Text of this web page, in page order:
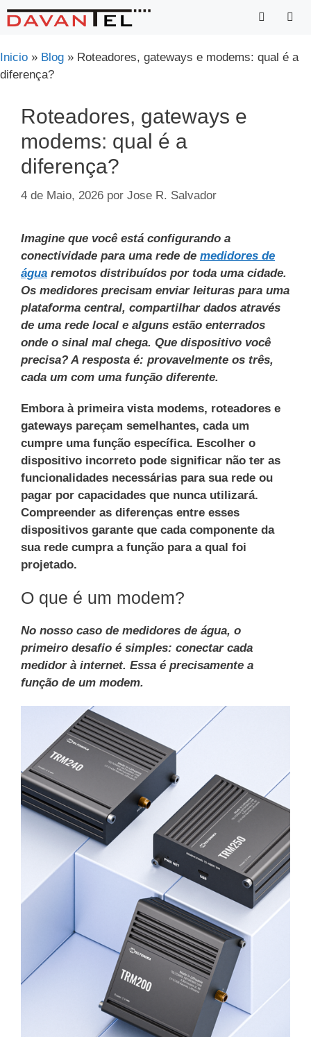
Saltar
para
conteúdo
Menu
Inicio » Blog » Roteadores, gateways e modems: qual é a
diferença?
Roteadores, gateways e
modems: qual é a
diferença?
4 de Maio, 2026 por Jose R. Salvador
Imagine que você está configurando a
conectividade para uma rede de medidores de
água remotos distribuídos por toda uma cidade.
Os medidores precisam enviar leituras para uma
plataforma central, compartilhar dados através
de uma rede local e alguns estão enterrados
onde o sinal mal chega. Que dispositivo você
precisa? A resposta é: provavelmente os três,
cada um com uma função diferente.
Embora à primeira vista modems, roteadores e
gateways pareçam semelhantes, cada um
cumpre uma função específica. Escolher o
dispositivo incorreto pode significar não ter as
funcionalidades necessárias para sua rede ou
pagar por capacidades que nunca utilizará.
Compreender as diferenças entre esses
dispositivos garante que cada componente da
sua rede cumpra a função para a qual foi
projetado.
O que é um modem?
No nosso caso de medidores de água, o
primeiro desafio é simples: conectar cada
medidor à internet. Essa é precisamente a
função de um modem.